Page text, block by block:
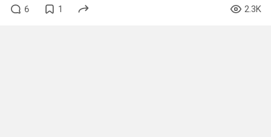
6 1 2.3K